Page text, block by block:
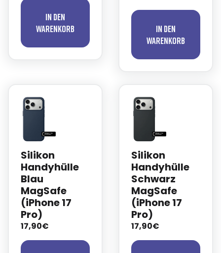
In den
Warenkorb
In den
Warenkorb
Silikon
Handyhülle
Blau
MagSafe
(iPhone 17
Pro)
17,90€
Silikon
Handyhülle
Schwarz
MagSafe
(iPhone 17
Pro)
17,90€